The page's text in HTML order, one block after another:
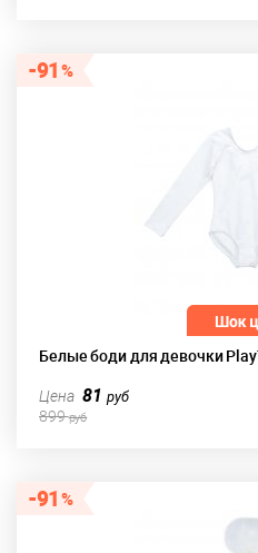
91
Белые боди для девочки
Цена 81руб
899руб
91